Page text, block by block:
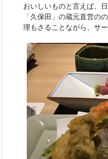
おいしいものと言えば、
「久保田」の蔵元直営の
理もさることながら、サ